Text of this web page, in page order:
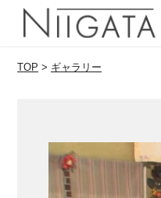
TOP > ギャラリー